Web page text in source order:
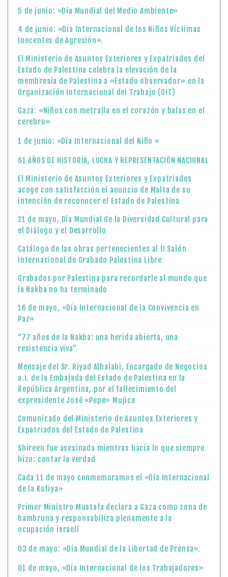
5 de junio: «Día Mundial del Medio Ambiente»
4 de junio: «Día Internacional de los Niños Víctimas
Inocentes de Agresión».
El Ministerio de Asuntos Exteriores y Expatriados del
Estado de Palestina celebra la elevación de la
membresía de Palestina a «Estado observador» en la
Organización Internacional del Trabajo (OIT)
Gaza: «Niños con metralla en el corazón y balas en el
cerebro»
1 de junio: «Día Internacional del Niño «
61 AÑOS DE HISTORIA, LUCHA Y REPRESENTACIÓN NACIONAL
El Ministerio de Asuntos Exteriores y Expatriados
acoge con satisfacción el anuncio de Malta de su
intención de reconocer el Estado de Palestina
21 de mayo, Día Mundial de la Diversidad Cultural para
el Diálogo y el Desarrollo
Catálogo de las obras pertenecientes al II Salón
Internacional de Grabado Palestina Libre
Grabados por Palestina para recordarle al mundo que
la Nakba no ha terminado
16 de mayo, «Día Internacional de la Convivencia en
Paz»
“77 años de la Nakba: una herida abierta, una
resistencia viva”
Mensaje del Sr. Riyad Alhalabi, Encargado de Negocios
a.i. de la Embajada del Estado de Palestina en la
República Argentina, por el fallecimiento del
expresidente José «Pepe» Mujica
Comunicado del Ministerio de Asuntos Exteriores y
Expatriados del Estado de Palestina
Shireen fue asesinada mientras hacía lo que siempre
hizo: contar la verdad
Cada 11 de mayo conmemoramos el «Día Internacional
de la Kufiya»
Primer Ministro Mustafa declara a Gaza como zona de
hambruna y responsabiliza plenamente a la
ocupación israelí
03 de mayo: «Día Mundial de la Libertad de Prensa».
01 de mayo, «Día Internacional de los Trabajadores»